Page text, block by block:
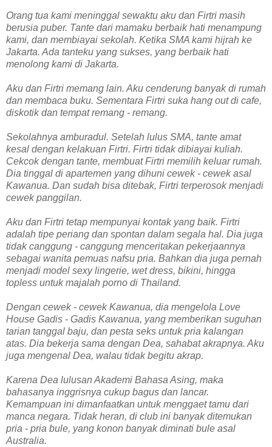
Orang tua kami meninggal sewaktu aku dan Firtri masih
berusia puber. Tante dari mamaku berbaik hati menampung
kami, dan membiayai sekolah. Ketika SMA kami hijrah ke
Jakarta. Ada tanteku yang sukses, yang berbaik hati
menolong kami di Jakarta.
Aku dan Firtri memang lain. Aku cenderung banyak di rumah
dan membaca buku. Sementara Firtri suka hang out di cafe,
diskotik dan tempat remang - remang.
Sekolahnya amburadul. Setelah lulus SMA, tante amat
kesal dengan kelakuan Firtri. Firtri tidak dibiayai kuliah.
Cekcok dengan tante, membuat Firtri memilih keluar rumah.
Dia tinggal di apartemen yang dihuni cewek - cewek asal
Kawanua. Dan sudah bisa ditebak, Firtri terperosok menjadi
cewek panggilan.
Aku dan Firtri tetap mempunyai kontak yang baik. Firtri
adalah tipe periang dan spontan dalam segala hal. Dia juga
tidak canggung - canggung menceritakan pekerjaannya
sebagai wanita pemuas nafsu pria. Bahkan dia juga pernah
menjadi model sexy lingerie, wet dress, bikini, hingga
topless untuk majalah porno di Thailand.
Dengan cewek - cewek Kawanua, dia mengelola Love
House Gadis - Gadis Kawanua, yang memberikan suguhan
tarian tanggal baju, dan pesta seks untuk pria kalangan
atas. Dia bekerja sama dengan Dea, sahabat akrapnya. Aku
juga mengenal Dea, walau tidak begitu akrap.
Karena Dea lulusan Akademi Bahasa Asing, maka
bahasanya inggrisnya cukup bagus dan lancar.
Kemampuan ini dimanfaatkan untuk menggaet tamu dari
manca negara. Tidak heran, di club ini banyak ditemukan
pria - pria bule, yang konon banyak diminati bule asal
Australia.